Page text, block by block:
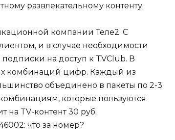
развлекательному контенту.
компании Теле2. С
и в случае необходимости
на доступ к TVClub. В
комбинаций цифр. Каждый из
объединено в пакеты по 2-3
которые пользуются
на TV-контент 30 руб.